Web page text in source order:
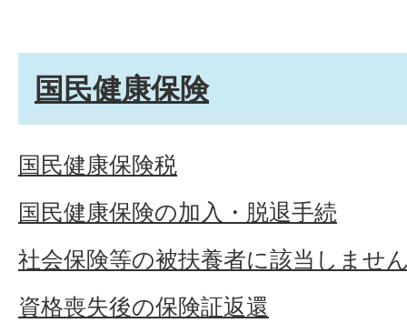
国民健康保険
国民健康保険税
国民健康保険の加入・脱退手続
社会保険等の被扶養者に該当しませ
資格喪失後の保険証返還